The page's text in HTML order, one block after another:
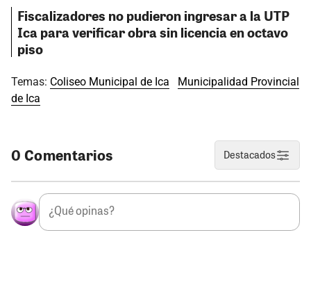
Fiscalizadores no pudieron ingresar a la UTP
Ica para verificar obra sin licencia en octavo
piso
Temas: Coliseo Municipal de Ica
Municipalidad Provincial
de Ica
0 Comentarios Destacados